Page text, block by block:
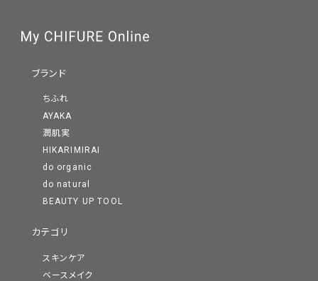
ブランド
ちふれ
AYAKA
潤肌実
HIKARIMIRAI
do organic
do natural
BEAUTY UP TOOL
カテゴリ
スキンケア
ベースメイク